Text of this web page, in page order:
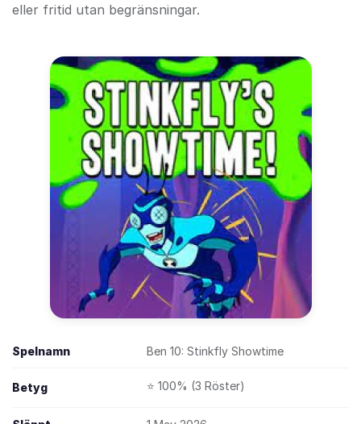
eller fritid utan begränsningar.
Spelnamn Ben 10: Stinkfly Showtime
Betyg ⭐ 100% (3 Röster)